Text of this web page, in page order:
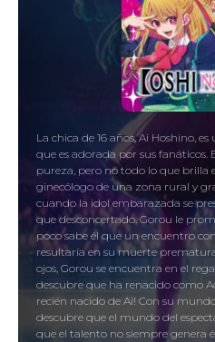
La chica de 16 años, Ai Hoshino,
que es adorada por sus fanáticos.
pureza, pero no todo lo que brilla
ginecólogo de una zona rural y
cuando la idol embarazada se
que desconcertado. Gorou le
poco sabe él que un encuentro
resultaría en su muerte
ojos, Gorou se encuentra en el
descubre que ha renacido como
recién nacido de Ai! Con su
descubre que el mundo del
que el talento no siempre genera